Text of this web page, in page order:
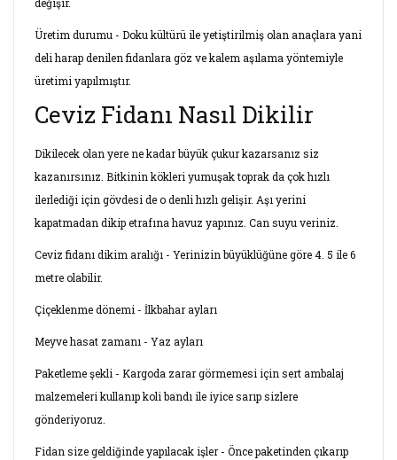
Üretim durumu - Doku kültürü ile yetiştirilmiş olan anaçlara yani
deli harap denilen fidanlara göz ve kalem aşılama yöntemiyle
üretimi yapılmıştır.
Ceviz Fidanı Nasıl Dikilir
Dikilecek olan yere ne kadar büyük çukur kazarsanız siz
kazanırsınız. Bitkinin kökleri yumuşak toprak da çok hızlı
ilerlediği için gövdesi de o denli hızlı gelişir. Aşı yerini
kapatmadan dikip etrafına havuz yapınız. Can suyu veriniz.
Ceviz fidanı dikim aralığı - Yerinizin büyüklüğüne göre 4. 5 ile 6
metre olabilir.
Çiçeklenme dönemi - İlkbahar ayları
Meyve hasat zamanı - Yaz ayları
Paketleme şekli - Kargoda zarar görmemesi için sert ambalaj
malzemeleri kullanıp koli bandı ile iyice sarıp sizlere
gönderiyoruz.
Fidan size geldiğinde yapılacak işler - Önce paketinden çıkarıp